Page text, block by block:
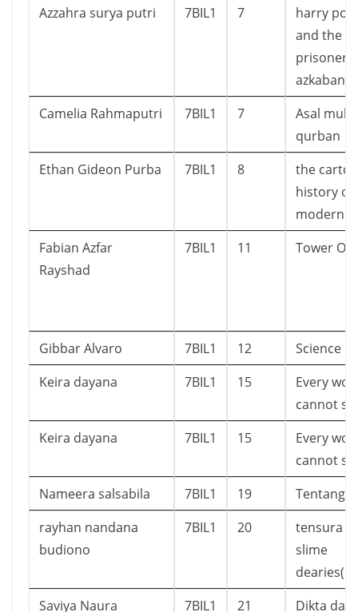
Azzahra surya putri 7BIL1 7
harry
and the
prisoner
azkaban
Camelia Rahmaputri
7BIL1 7
Asal mula
qurban
Ethan Gideon Purba
7BIL1 8
the
history of
modern
Fabian Azfar
Rayshad
7BIL1 11 Tower Of
Gibbar Alvaro 7BIL1 12
Science
Keira dayana
7BIL1 15
Every
cannot
Keira dayana
7BIL1 15
Every
cannot
Nameera salsabila
7BIL1 19
Tentang
rayhan nandana
budiono
7BIL1 20
tensura
slime
Saviya Naura
7BIL1 21
Dikta dan